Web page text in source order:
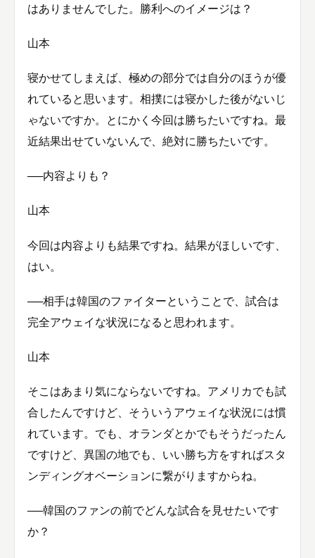
はありませんでした。勝利へのイメージは？
山本
寝かせてしまえば、極めの部分では自分のほうが優
れていると思います。相撲には寝かした後がないじ
ゃないですか。とにかく今回は勝ちたいですね。最
近結果出せていないんで、絶対に勝ちたいです。
──内容よりも？
山本
今回は内容よりも結果ですね。結果がほしいです、
はい。
──相手は韓国のファイターということで、試合は
完全アウェイな状況になると思われます。
山本
そこはあまり気にならないですね。アメリカでも試
合したんですけど、そういうアウェイな状況には慣
れています。でも、オランダとかでもそうだったん
ですけど、異国の地でも、いい勝ち方をすればスタ
ンディングオベーションに繋がりますからね。
──韓国のファンの前でどんな試合を見せたいです
か？